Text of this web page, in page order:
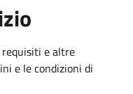
requisiti e altre
e le condizioni di